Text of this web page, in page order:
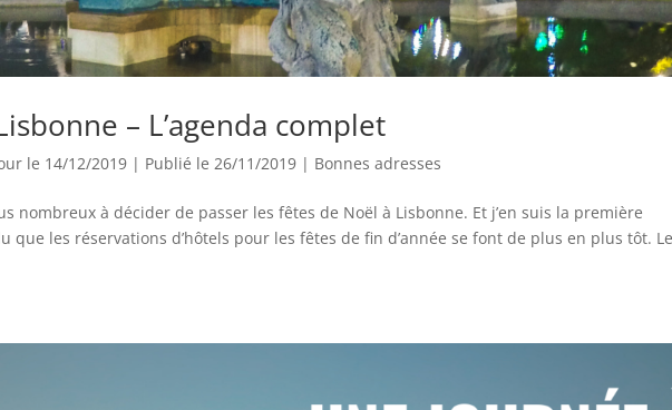
– L’agenda complet
le 14/12/2019 | Publié le 26/11/2019 | Bonnes adresses
nombreux à décider de passer les fêtes de Noël à Lisbonne. Et j’en suis la première
que les réservations d’hôtels pour les fêtes de fin d’année se font de plus en plus tôt.